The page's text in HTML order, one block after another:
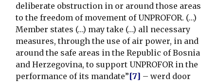
deliberate obstruction in or around those areas
to the freedom of movement of UNPROFOR. (…)
Member states (…) may take (…) all necessary
measures, through the use of air power, in and
around the safe areas in the Republic of Bosnia
and Herzegovina, to support UNPROFOR in the
performance of its mandate”[7] – werd door